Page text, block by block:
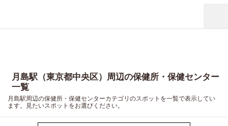
月島駅（東京都中央区）周辺の保健所・保健センター
一覧
月島駅周辺の保健所・保健センターカテゴリのスポットを一覧で表示してい
ます。見たいスポットをお選びください。